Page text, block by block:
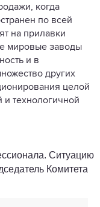
когда
по всей
на прилавки
мировые заводы
и в
других
целой
и технологичной
Ситуацию
Комитета